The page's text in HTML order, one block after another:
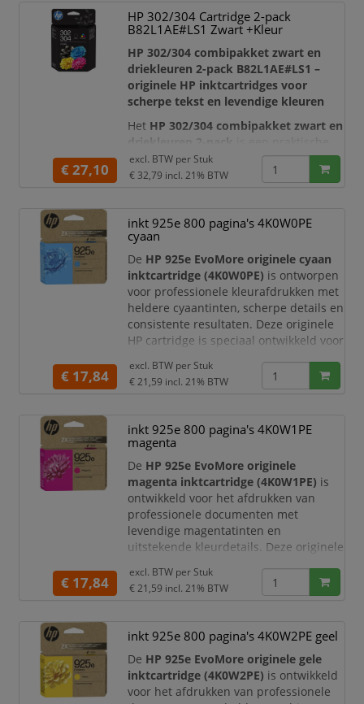
grafieken en marketingmateriaal.
Dankzij de originele HP tonerformule
werkt de cartridge naadloos
HP 302/304 Cartridge 2-pack
B82L1AE#LS1 Zwart +Kleur
HP 302/304 combipakket zwart en
driekleuren 2-pack B82L1AE#LS1 –
originele HP inktcartridges voor
scherpe tekst en levendige kleuren
Het HP 302/304 combipakket zwart en
driekleuren 2-pack
set originele HP inktcartridges voor
dagelijks printgebruik thuis, op kantoor
driekleuren cartridge, zodat u direct
beschikt over de juiste combinatie voor
het afdrukken van d
€ 27,10
excl. BTW per Stuk
€ 32,79 incl. 21% BTW
inkt 925e 800 pagina's 4K0W0PE
cyaan
De HP 925e EvoMore originele cyaan
inktcartridge (4K0W0PE) is ontworpen
voor professionele kleurafdrukken met
heldere cyaantinten, scherpe details en
consistente resultaten. Deze originele
HP cartridge is speciaal ontwikkeld voor
OfficeJet Pro printers. Dankzij de
EvoMore-technologie print u meer
van een lagere milieu-impact, zonder
concessies te doen aan de afdrukkwalit
€ 17,84
excl. BTW per Stuk
€ 21,59 incl. 21% BTW
inkt 925e 800 pagina's 4K0W1PE
magenta
De HP 925e EvoMore originele
magenta inktcartridge (4K0W1PE) is
ontwikkeld voor het afdrukken van
professionele documenten met
levendige magentatinten en
uitstekende kleurdetails. Deze originele
voor optimale prestaties in
compatibele HP OfficeJet Pro printers.
meer pagina's per cartridge en
profiteert u van een lagere milieu-
impact, terwijl u verzekerd bent van de
vertrouw
€ 17,84
excl. BTW per Stuk
€ 21,59 incl. 21% BTW
inkt 925e 800 pagina's 4K0W2PE geel
De HP 925e EvoMore originele gele
inktcartridge (4K0W2PE) is ontwikkeld
voor het afdrukken van professionele